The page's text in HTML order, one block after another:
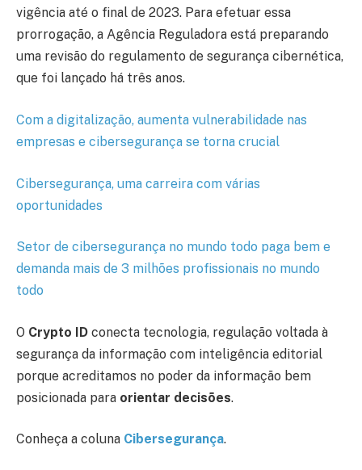
vigência até o final de 2023. Para efetuar essa
prorrogação, a Agência Reguladora está preparando
uma revisão do regulamento de segurança cibernética,
que foi lançado há três anos.
Com a digitalização, aumenta vulnerabilidade nas
empresas e cibersegurança se torna crucial
Cibersegurança, uma carreira com várias
oportunidades
Setor de cibersegurança no mundo todo paga bem e
demanda mais de 3 milhões profissionais no mundo
todo
O Crypto ID conecta tecnologia, regulação voltada à
segurança da informação com inteligência editorial
porque acreditamos no poder da informação bem
posicionada para orientar decisões.
Conheça a coluna Cibersegurança.